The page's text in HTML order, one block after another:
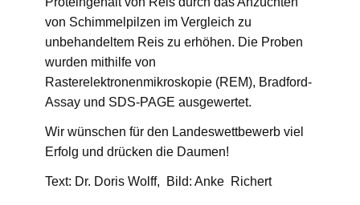
von Schimmelpilzen im Vergleich zu
unbehandeltem Reis zu erhöhen. Die Proben
wurden mithilfe von
Rasterelektronenmikroskopie (REM), Bradford-
Assay und SDS-PAGE ausgewertet.
Wir wünschen für den Landeswettbewerb viel
Erfolg und drücken die Daumen!
Text: Dr. Doris Wolff, Bild: Anke Richert